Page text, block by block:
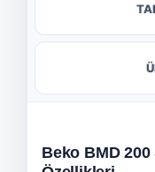
Beko BMD 200